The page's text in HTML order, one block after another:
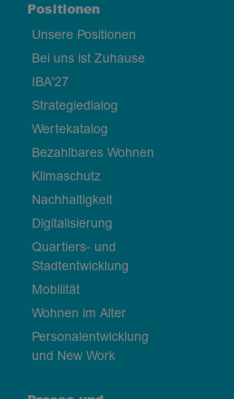
Positionen
Unsere Positionen
Bei uns ist Zuhause
IBA'27
Strategiedialog
Wertekatalog
Bezahlbares Wohnen
Klimaschutz
Nachhaltigkeit
Digitalisierung
Quartiers- und
Stadtentwicklung
Mobilität
Wohnen im Alter
Personalentwicklung
und New Work